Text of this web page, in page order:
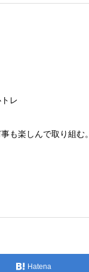
レ
も楽しんで取り組む。
Hatena